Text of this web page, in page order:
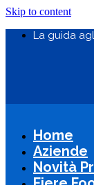
Skip to content
La guida
Home
Aziende
Novità